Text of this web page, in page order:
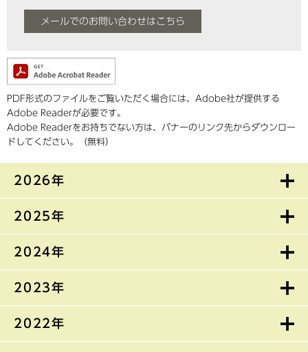
2026年
2025年
2024年
2023年
2022年
メールでのお問い合わせはこちら
PDF形式のファイルをご覧いただく場合には、Adobe社が提供する
Adobe Readerが必要です。
Adobe Readerをお持ちでない方は、バナーのリンク先からダウンロー
ドしてください。（無料）